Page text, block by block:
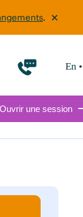
.
en •
Ouvrir une session